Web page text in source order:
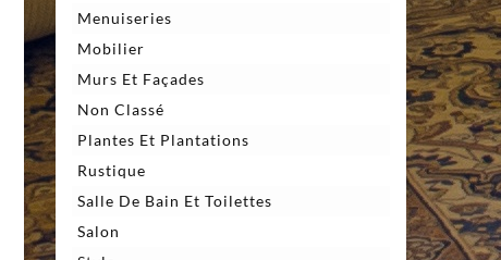
Menuiseries
Mobilier
Murs Et Façades
Non Classé
Plantes Et Plantations
Rustique
Salle De Bain Et Toilettes
Salon